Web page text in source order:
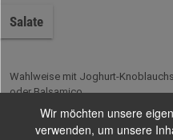
Salate
Wahlweise mit Joghurt-
oder Balsamico
Wir möchten unsere
verwenden, um unsere